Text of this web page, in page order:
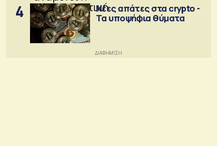
4
Νέες απάτες στα crypto -
Τα υποψήφια θύματα